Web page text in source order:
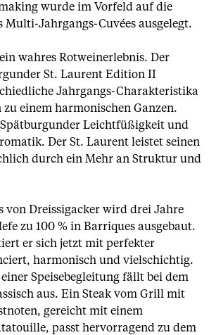
wurde im Vorfeld auf die
Multi-Jahrgangs-Cuvées ausgelegt.
wahres Rotweinerlebnis. Der
St. Laurent Edition II
Jahrgangs-Charakteristika
einem harmonischen Ganzen.
Leichtfüßigkeit und
Der St. Laurent leistet seinen
durch ein Mehr an Struktur und
von Dreissigacker wird drei Jahre
zu 100 % in Barriques ausgebaut.
er sich jetzt mit perfekter
harmonisch und vielschichtig.
Speisebegleitung fällt bei dem
aus. Ein Steak vom Grill mit
gereicht mit einem
passt hervorragend zu dem